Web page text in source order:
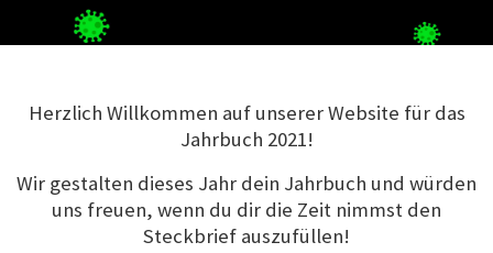
Herzlich Willkommen auf unserer Website für das
Jahrbuch 2021!
Wir gestalten dieses Jahr dein Jahrbuch und würden
uns freuen, wenn du dir die Zeit nimmst den
Steckbrief auszufüllen!